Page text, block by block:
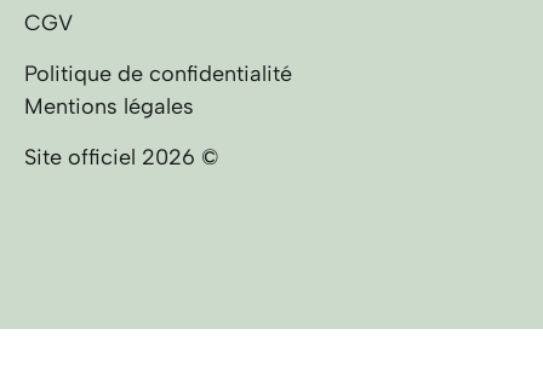
CGV
Politique de confidentialité
Mentions légales
Site officiel 2026 ©